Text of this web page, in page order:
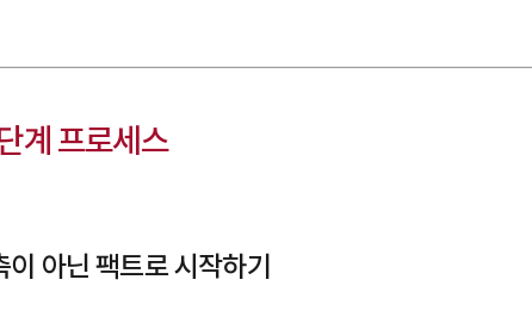
계 프로세스
아닌 팩트로 시작하기